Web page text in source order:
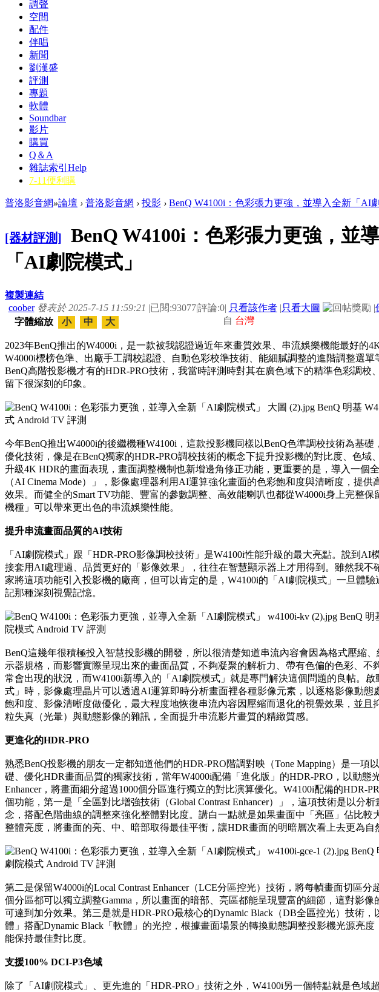
調聲
空間
配件
伴唱
新聞
劉漢盛
評測
專題
軟體
Soundbar
影片
購買
Q＆A
雜誌索引 Help
7-11便利購
普洛影音網»論壇 › 普洛影音網 › 投影 › BenQ W4100i：色彩張力更強，並導入全新「AI
[器材評測]
BenQ W4100i：色彩張力更強，並
「AI劇院模式」
複製連結
coober 發表於 2025-7-15 11:59:21 |已閱:93077|評論:0| 只看該作者 |只看大圖 |
自 台灣
字體縮放 小 中 大
2023年BenQ推出的W4000i，是一款被我認證過近年來畫質效果、串流娛樂機能最好的
W4000i標榜色準、出廠手工調校認證、自動色彩校準技術、能細膩調整的進階調整選單
BenQ高階投影機才有的HDR-PRO技術，我當時評測時對其在廣色域下的精準色彩調校
留下很深刻的印象。
今年BenQ推出W4000i的後繼機種W4100i，這款投影機同樣以BenQ色準調校技術為基
優化技術，像是在BenQ獨家的HDR-PRO調校技術的概念下提升投影機的對比度、色域
升級4K HDR的畫面表現，畫面調整機制也新增邊角修正功能，更重要的是，導入一個
（AI Cinema Mode）」，影像處理器利用AI運算強化畫面的色彩飽和度與清晰度，提供
效果。而健全的Smart TV功能、豐富的參數調整、高效能喇叭也都從W4000i身上完整保
機種」可以帶來更出色的串流娛樂性能。
提升串流畫面品質的AI技術
「AI劇院模式」跟「HDR-PRO影像調校技術」是W4100i性能升級的最大亮點。說到AI
接套用AI處理過、品質更好的「影像效果」，往往在智慧顯示器上才用得到。雖然我不
家將這項功能引入投影機的廠商，但可以肯定的是，W4100i的「AI劇院模式」一旦體驗
記那種深刻視覺記憶。
BenQ這幾年很積極投入智慧投影機的開發，所以很清楚知道串流內容會因為格式壓縮
示器規格，而影響實際呈現出來的畫面品質，不夠凝聚的解析力、帶有色偏的色彩、不
常會出現的狀況，而W4100i新導入的「AI劇院模式」就是專門解決這個問題的良帖。
式」時，影像處理晶片可以透過AI運算即時分析畫面裡各種影像元素，以逐格影像動態
飽和度、影像清晰度做優化，最大程度地恢復串流內容因壓縮而退化的視覺效果，並且
粒失真（光暈）與動態影像的雜訊，全面提升串流影片畫質的精緻質感。
更進化的HDR-PRO
熟悉BenQ投影機的朋友一定都知道他們的HDR-PRO階調對映（Tone Mapping）是一項
礎、優化HDR畫面品質的獨家技術，當年W4000i配備「進化版」的HDR-PRO，以動態
Enhancer，將畫面細分超過1000個分區進行獨立的對比演算優化。W4100i配備的HDR-
個功能，第一是「全區對比增強技術（Global Contrast Enhancer）」，這項技術是以分
念，搭配色階曲線的調整來強化整體對比度。講白一點就是如果畫面中「亮區」佔比較
整體亮度，將畫面的亮、中、暗部取得最佳平衡，讓HDR畫面的明暗層次看上去更為自
第二是保留W4000i的Local Contrast Enhancer（LCE分區控光）技術，將每幀畫面切區分
個分區都可以獨立調整Gamma，所以畫面的暗部、亮區都能呈現豐富的細節，這對影像
可達到加分效果。第三是就是HDR-PRO最核心的Dynamic Black（DB全區控光）技術，
體」搭配Dynamic Black「軟體」的光控，根據畫面場景的轉換動態調整投影機光源亮
能保持最佳對比度。
支援100% DCI-P3色域
除了「AI劇院模式」、更先進的「HDR-PRO」技術之外，W4100i另一個特點就是色域